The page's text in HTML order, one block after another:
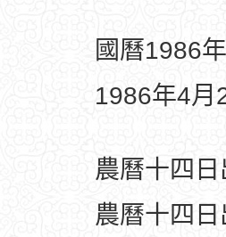
國曆1986
1986年4月
農曆十四
農曆十四